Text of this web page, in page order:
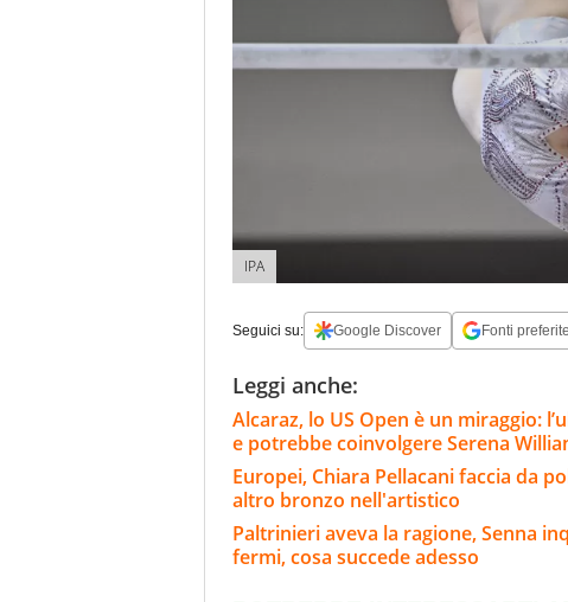
IPA
Seguici su: Google Discover Fonti preferite
Leggi anche:
Alcaraz, lo US Open è un miraggio:
e potrebbe coinvolgere Serena
Europei, Chiara Pellacani faccia da
altro bronzo nell'artistico
Paltrinieri aveva la ragione, Senna
fermi, cosa succede adesso